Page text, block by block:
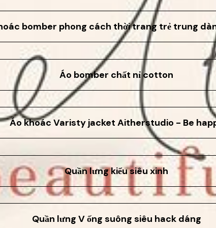
bomber phong cách thời trang trẻ trung
Áo bomber chất nỉ cotton
Áo khoác Varisty jacket Aitherstudio - Be
Quần lưng kiểu siêu xinh
Quần lưng V ống suông siêu hack dáng